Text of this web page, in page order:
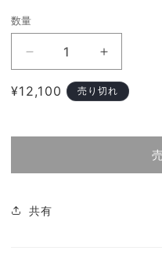
数量
器
そ
銚
朱
屠
蘇
器
そ
銚
通
¥12,100 売り切れ
共有